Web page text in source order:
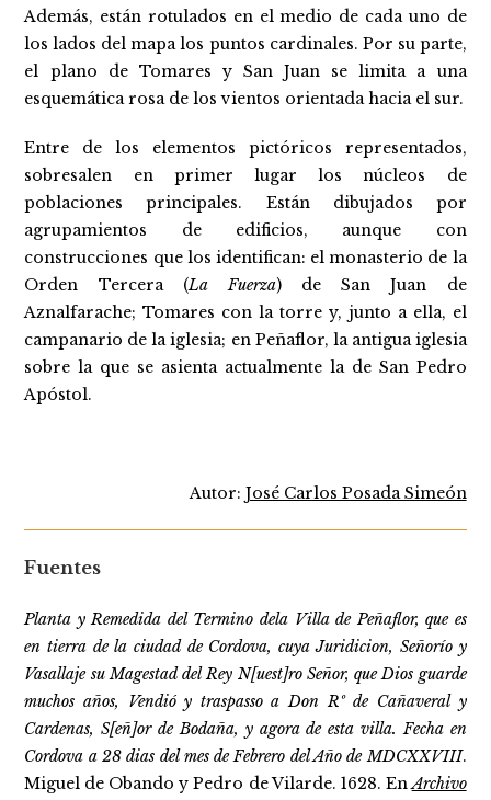
Además, están rotulados en el medio de cada uno de
los lados del mapa los puntos cardinales. Por su parte,
el plano de Tomares y San Juan se limita a una
esquemática rosa de los vientos orientada hacia el sur.
Entre de los elementos pictóricos representados,
sobresalen en primer lugar los núcleos de
poblaciones principales. Están dibujados por
agrupamientos de edificios, aunque con
construcciones que los identifican: el monasterio de la
Orden Tercera (La Fuerza) de San Juan de
Aznalfarache; Tomares con la torre y, junto a ella, el
campanario de la iglesia; en Peñaflor, la antigua iglesia
sobre la que se asienta actualmente la de San Pedro
Apóstol.
Autor: José Carlos Posada Simeón
Fuentes
Planta y Remedida del Termino dela Villa de Peñaflor, que es
en tierra de la ciudad de Cordova, cuya Juridicion, Señorío y
Vasallaje su Magestad del Rey N[uest]ro Señor, que Dios guarde
muchos años, Vendió y traspasso a Don Rº de Cañaveral y
Cardenas, S[eñ]or de Bodaña, y agora de esta villa. Fecha en
Cordova a 28 dias del mes de Febrero del Año de MDCXXVIII.
Miguel de Obando y Pedro de Vilarde. 1628. EnArchivo